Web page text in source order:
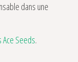
dans une
Ace Seeds.